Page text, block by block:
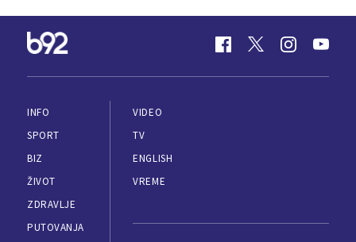
INFO
SPORT
BIZ
ŽIVOT
ZDRAVLJE
PUTOVANJA
VIDEO
TV
ENGLISH
VREME